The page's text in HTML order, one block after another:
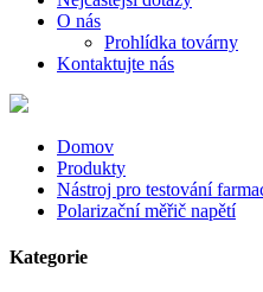
O nás
Prohlídka továrny
Kontaktujte nás
Domov
Produkty
Nástroj pro testování
Polarizační měřič napětí
Kategorie